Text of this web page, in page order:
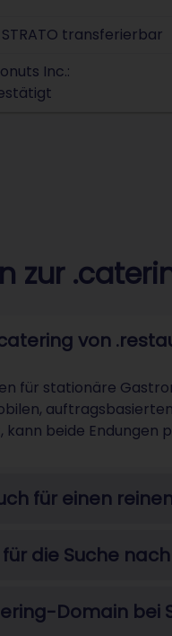
transferierbar
Inc.:
zur
von
für stationäre
kann beide Endungen
für einen
die Suche
Domain bei